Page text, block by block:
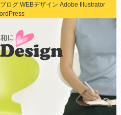
ログ WEBデザイン Adobe Illustrator